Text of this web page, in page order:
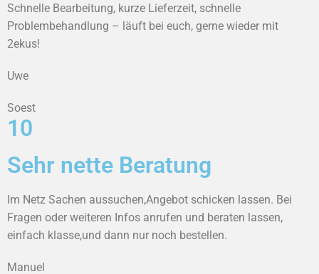
Schnelle Bearbeitung, kurze Lieferzeit, schnelle
Problembehandlung – läuft bei euch, gerne wieder mit
2ekus!
Uwe
Soest
10
Sehr nette Beratung
Im Netz Sachen aussuchen,Angebot schicken lassen. Bei
Fragen oder weiteren Infos anrufen und beraten lassen,
einfach klasse,und dann nur noch bestellen.
Manuel